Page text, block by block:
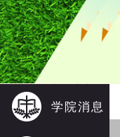
学院消息